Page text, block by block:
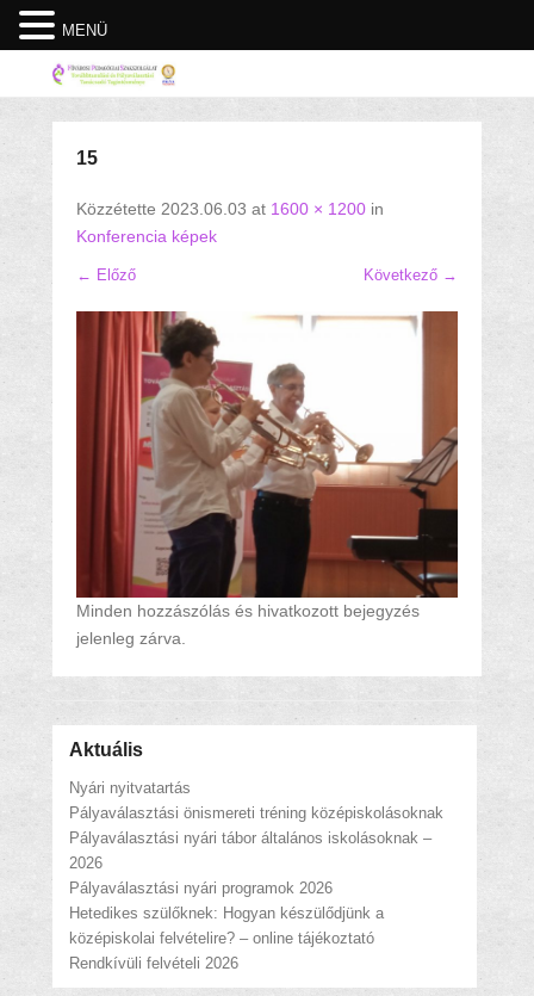
15
Közzétette 2023.06.03 at 1600 × 1200 in
Konferencia képek
← Előző Következő →
Minden hozzászólás és hivatkozott bejegyzés
jelenleg zárva.
Aktuális
Nyári nyitvatartás
Pályaválasztási önismereti tréning középiskolásoknak
Pályaválasztási nyári tábor általános iskolásoknak –
2026
Pályaválasztási nyári programok 2026
Hetedikes szülőknek: Hogyan készülődjünk a
középiskolai felvételire? – online tájékoztató
Rendkívüli felvételi 2026
MENÜ